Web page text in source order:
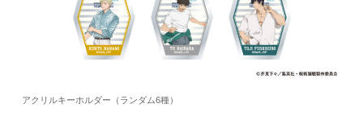
アクリルキーホルダー（ランダム6種）